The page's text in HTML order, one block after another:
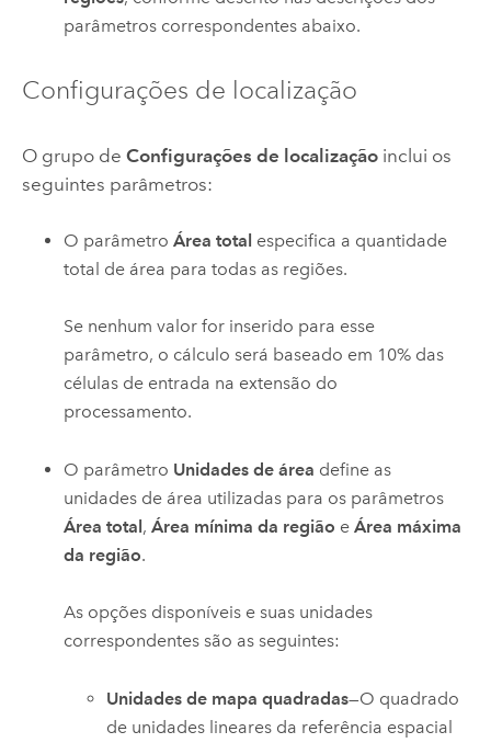
parâmetros correspondentes abaixo.
Configurações de localização
O grupo de Configurações de localizaçãoinclui os
seguintes parâmetros:
O parâmetroÁrea total especifica a quantidade
total de área para todas as regiões.
Se nenhum valor for inserido para esse
parâmetro, o cálculo será baseado em 10% das
células de entrada na extensão do
processamento.
O parâmetro Unidades de área define as
unidades de área utilizadas para os parâmetros
Área total,Área mínima da região eÁrea máxima
da região.
As opções disponíveis e suas unidades
correspondentes são as seguintes:
Unidades de mapa quadradas—O quadrado
de unidades lineares da referência espacial